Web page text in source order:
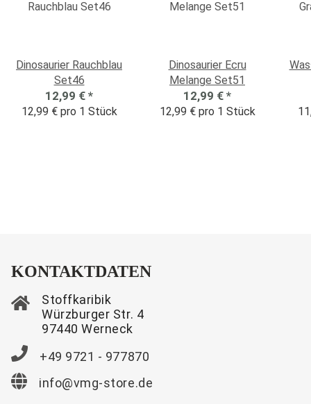
Dinosaurier Rauchblau
Set46
12,99 € *
12,99 € pro 1 Stück
Dinosaurier Ecru
Melange Set51
12,99 € *
12,99 € pro 1 Stück
KONTAKTDATEN
Stoffkaribik
Würzburger Str. 4
97440 Werneck
+49 9721 - 977870
info@vmg-store.de